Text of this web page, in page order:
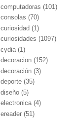
computadoras (101)
consolas (70)
curiosidad (1)
curiosidades (1097)
cydia (1)
decoracion (152)
decoración (3)
deporte (35)
diseño (5)
electronica (4)
ereader (51)